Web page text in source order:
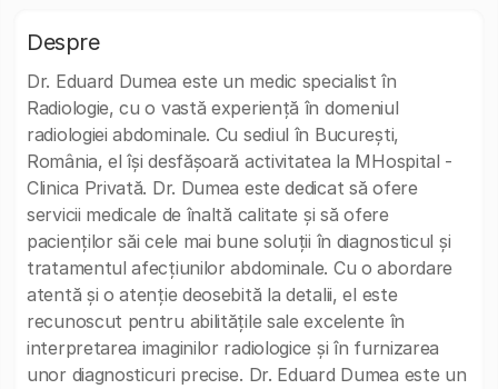
Despre
Dr. Eduard Dumea este un medic specialist în
Radiologie, cu o vastă experiență în domeniul
radiologiei abdominale. Cu sediul în București,
România, el își desfășoară activitatea la MHospital -
Clinica Privată. Dr. Dumea este dedicat să ofere
servicii medicale de înaltă calitate și să ofere
pacienților săi cele mai bune soluții în diagnosticul și
tratamentul afecțiunilor abdominale. Cu o abordare
atentă și o atenție deosebită la detalii, el este
recunoscut pentru abilitățile sale excelente în
interpretarea imaginilor radiologice și în furnizarea
unor diagnosticuri precise. Dr. Eduard Dumea este un